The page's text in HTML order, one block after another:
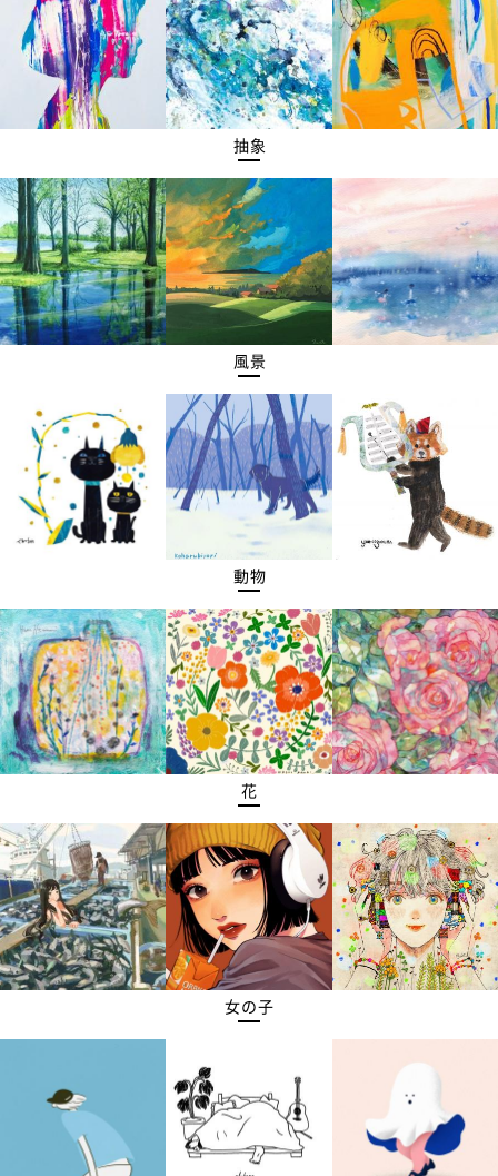
抽象
風景
動物
花
女の子